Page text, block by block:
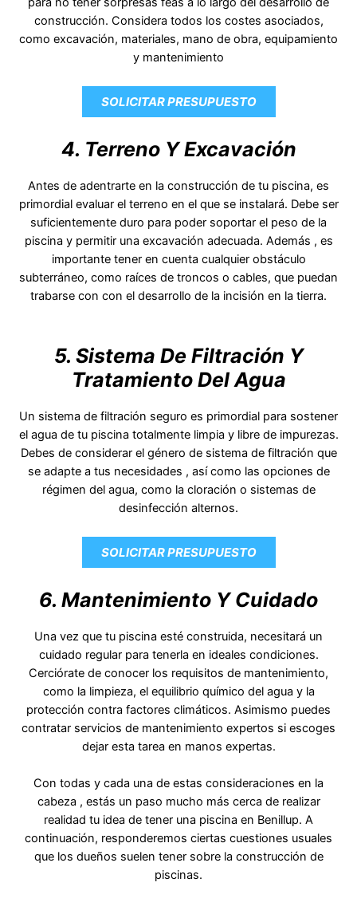
construcción. Considera todos los costes asociados,
como excavación, materiales, mano de obra, equipamiento
y mantenimiento
SOLICITAR PRESUPUESTO
4. Terreno Y Excavación
Antes de adentrarte en la construcción de tu piscina, es
primordial evaluar el terreno en el que se instalará. Debe ser
suficientemente duro para poder soportar el peso de la
piscina y permitir una excavación adecuada. Además , es
importante tener en cuenta cualquier obstáculo
subterráneo, como raíces de troncos o cables, que puedan
trabarse con con el desarrollo de la incisión en la tierra.
5. Sistema De Filtración Y
Tratamiento Del Agua
Un sistema de filtración seguro es primordial para sostener
el agua de tu piscina totalmente limpia y libre de impurezas.
Debes de considerar el género de sistema de filtración que
se adapte a tus necesidades , así como las opciones de
régimen del agua, como la cloración o sistemas de
desinfección alternos.
SOLICITAR PRESUPUESTO
6. Mantenimiento Y Cuidado
Una vez que tu piscina esté construida, necesitará un
cuidado regular para tenerla en ideales condiciones.
Cerciórate de conocer los requisitos de mantenimiento,
como la limpieza, el equilibrio químico del agua y la
protección contra factores climáticos. Asimismo puedes
contratar servicios de mantenimiento expertos si escoges
dejar esta tarea en manos expertas.
Con todas y cada una de estas consideraciones en la
cabeza , estás un paso mucho más cerca de realizar
realidad tu idea de tener una piscina en Benillup. A
continuación, responderemos ciertas cuestiones usuales
que los dueños suelen tener sobre la construcción de
piscinas.